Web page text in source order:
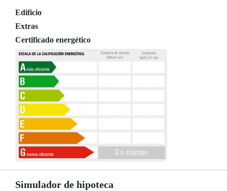
Edificio
Extras
Certificado energético
En trámite
Simulador de hipoteca